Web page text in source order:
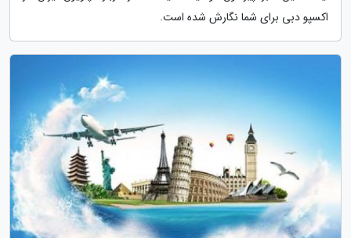
اکسپو دبی برای شما نگارش شده است.